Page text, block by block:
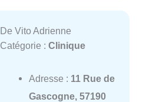
De Vito Adrienne
Catégorie : Clinique
Adresse : 11 Rue de
Gascogne, 57190